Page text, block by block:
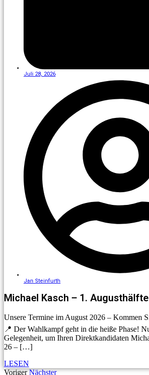
Juli 28, 2026
Jan Steinfurth
Michael Kasch – 1. Augusthälfte
Unsere Termine im August 2026 – Kommen
📍 Der Wahlkampf geht in die heiße Phase!
Gelegenheit, um Ihren Direktkandidaten
26 – […]
LESEN
Voriger Nächster